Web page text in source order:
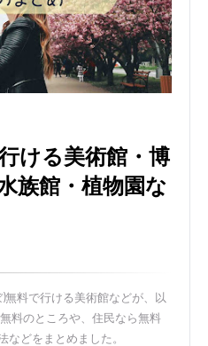
ける美術館・博
族館・植物園な
無料で行ける美術館などが、以
料のところや、住民なら無料
どをまとめました。